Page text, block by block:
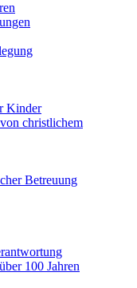
Kinder
christlichem
Betreuung
100 Jahren